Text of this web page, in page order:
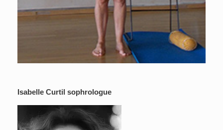
Isabelle Curtil sophrologue